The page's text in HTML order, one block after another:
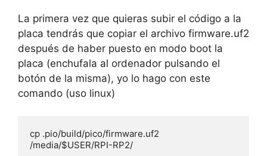
La primera vez que quieras subir el código a la
placa tendrás que copiar el archivo firmware.uf2
después de haber puesto en modo boot la
placa (enchufala al ordenador pulsando el
botón de la misma), yo lo hago con este
comando (uso linux)
cp .pio/build/pico/firmware.uf2
/media/$USER/RPI-RP2/